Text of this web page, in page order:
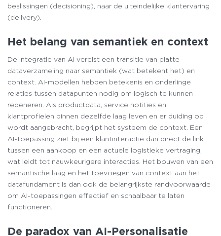
beslissingen (decisioning), naar de uiteindelijke klantervaring
(delivery).
Het belang van semantiek en context
De integratie van AI vereist een transitie van platte
dataverzameling naar semantiek (wat betekent het) en
context. AI-modellen hebben betekenis en onderlinge
relaties tussen datapunten nodig om logisch te kunnen
redeneren. Als productdata, service notities en
klantprofielen binnen dezelfde laag leven en er duiding op
wordt aangebracht, begrijpt het systeem de context. Een
AI-toepassing ziet bij een klantinteractie dan direct de link
tussen een aankoop en een actuele logistieke vertraging,
wat leidt tot nauwkeurigere interacties. Het bouwen van een
semantische laag en het toevoegen van context aan het
datafundament is dan ook de belangrijkste randvoorwaarde
om AI-toepassingen effectief en schaalbaar te laten
functioneren.
De paradox van AI-Personalisatie